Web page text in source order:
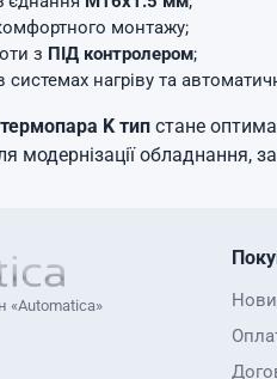
монтажу;
з ПІД контролером;
системах нагріву та
K тип стане
модернізації обладнання,
«Automatica»